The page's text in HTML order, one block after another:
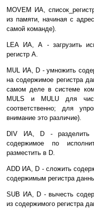
MOVEM ИА,
из памяти, начиная с
самой команде).
LEA ИА, А - загрузить
регистр А.
MUL ИА, D - умножить
на содержимое регистра
самом деле в системе
MULS и MULU для
соответственно; для
внимание это различие).
DIV ИА, D - разделить
содержимое по
разместить в D.
ADD ИА, D - сложить
содержимым регистра
SUB ИА, D - вычесть
из содержимого регистра